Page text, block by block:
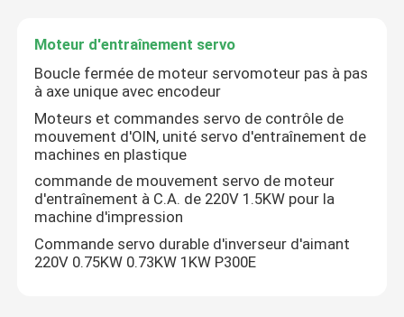
Démarreur mou de moteur
inverseur solaire de pompe
Écran tactile de HMI
Inverseur d'ascenseur
Moteur d'entraînement servo
Moteur d'entraînement servo
Boucle fermée de moteur servomoteur pas à pas
à axe unique avec encodeur
Moteurs et commandes servo de contrôle de
mouvement d'OIN, unité servo d'entraînement de
machines en plastique
commande de mouvement servo de moteur
d'entraînement à C.A. de 220V 1.5KW pour la
machine d'impression
Commande servo durable d'inverseur d'aimant
220V 0.75KW 0.73KW 1KW P300E